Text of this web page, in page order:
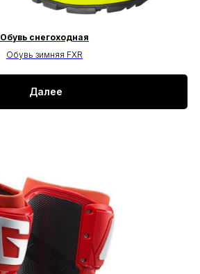
Обувь снегоходная
Обувь зимняя FXR
Далее